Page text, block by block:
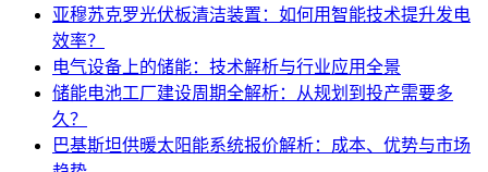
亚穆苏克罗光伏板清洁装置：如何用智能技术提升发电
效率？
电气设备上的储能：技术解析与行业应用全景
储能电池工厂建设周期全解析：从规划到投产需要多
久？
巴基斯坦供暖太阳能系统报价解析：成本、优势与市场